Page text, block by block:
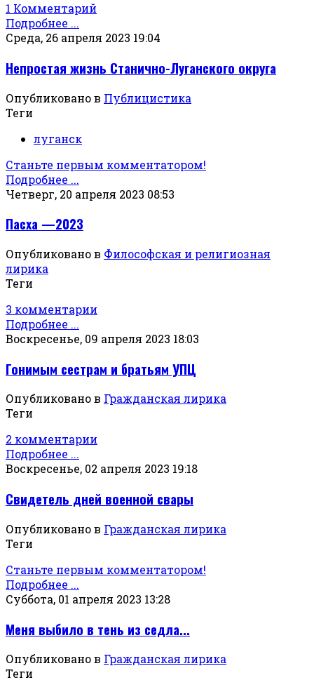
1 Комментарий
Подробнее ...
Среда, 26 апреля 2023 19:04
Непростая жизнь Станично-Луганского округа
Опубликовано в Публицистика
Теги
луганск
Станьте первым комментатором!
Подробнее ...
Четверг, 20 апреля 2023 08:53
Пасха —2023
Опубликовано в Философская и религиозная
лирика
Теги
3 комментарии
Подробнее ...
Воскресенье, 09 апреля 2023 18:03
Гонимым сестрам и братьям УПЦ
Опубликовано в Гражданская лирика
Теги
2 комментарии
Подробнее ...
Воскресенье, 02 апреля 2023 19:18
Свидетель дней военной свары
Опубликовано в Гражданская лирика
Теги
Станьте первым комментатором!
Подробнее ...
Суббота, 01 апреля 2023 13:28
Меня выбило в тень из седла...
Опубликовано в Гражданская лирика
Теги